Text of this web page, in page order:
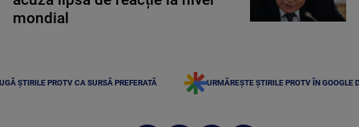
mondial
ȘTIRILE PROTV CA SURSĂ PREFERATĂ URMĂREȘTE ȘTIRILE PROTV ÎN GOOGLE